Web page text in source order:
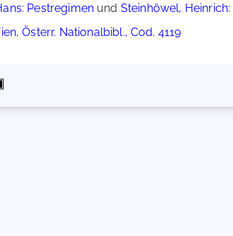
Pestregimen und Steinhöwel,
Österr. Nationalbibl., Cod. 4119